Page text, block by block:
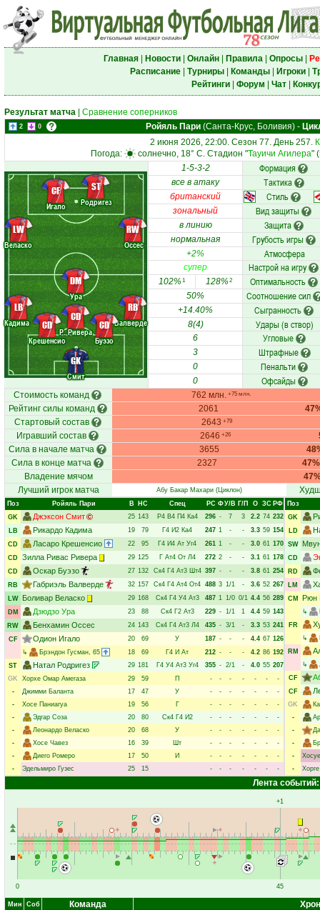
Главная| Новости| Онлайн| Правила| Опросы|
Расписание| Турниры| Команды| Игроки|
Рейтинги| Форум Чат|
Результат матча Сравнение соперников
2 0 Ройяль Пари(Санта-Крус, Боливия)-
2 июня 2026, 22:00. Сезон 77. День 257.
Погода:
солнечно, 18° C. Стадион "Тауичи Агилера"
Смит
Кадима
Крешенсио
Р. Ривера
Буэзо
Валверде
Веласко
Ура
Оссес
Игало Родригез
GK
LB
CD
CD
CD
RB
LW
DM
RW
CF ST
1-5-3-2 Формация
все в атаку Тактика
британский Стиль
зональный Вид защиты
в линию Защита
нормальная Грубость игры
+2% Атмосфера
супер Настрой на игру
102%1 128%2 Оптимальность
50% Соотношение сил
+14.40% Сыгранность
8(4) Удары (в створ)
6 Угловые
3 Штрафные
0 Пенальти
0 Офсайды
Стоимость команд 762 млн. +75 млн.
Рейтинг силы команд 2061
Стартовый состав
2643 +79
Игравший состав 2646 +26
Сила в начале матча
3655
Сила в конце матча
2327
47%
Владение мячом
Лучший игрок матча
Абу Бакар Махари (Циклон)
Поз Ройяль Пари В НC Спец РC ФУ/В Г/П О ЗС РФ
GK
Джэксон Смит 25 143 Р4 В4 П4 Ка4 296 - 7 3 2.2 74 232
LB
Рикардо Кадима 19 79 Г4 И2 Ка4 247 1 - - 3.3 59 154
CD
Ласаро Крешенсио 22 95 Г4 И4 Ат Уг4 261 1 - - 3.0 61 170
CD Зилла Ривас Ривера 29 125 Г Ат4 От Л4 272 2 - - 3.1 61 178
CD
Оскар Буэзо 27 132 Ск4 Г4 Ат3 Шт4 397 - - - 3.8 61 254
RB
Габриэль Валверде 32 157 Ск4 Г4 Ат4 От4 488 3 1/1 - 3.6 52 267
LW
Боливар Веласко 29 168 Ск4 Г4 У4 Ат3 487 1 1/0 0/1 4.4 56 289
DM
Дзюдзо Ура 23 88 Ск4 Г2 Ат3 229 - 1/1 1 4.4 59 143
RW
Бенхамин Оссес 24 143 Ск4 Г4 Ат3 Л4 435 - 3/1 - 3.3 53 241
CF
Одион Игало 20 69 У 187 - - - 4.4 67 126
↳
Брэндон Гусман, 65 18 69 Г4 И Ат 212 - - - 4.2 86 192
ST
Натал Родригез 29 181 Г4 У4 Ат3 Уг4 355 - 2/1 - 4.0 55 207
GK
Хорхе Омар Амегаза 29 59 П - - - - - -
-
-
Джимми Баланта 17 47 У - - - - - -
-
-
Хосе Паниагуа 19 56 Г - - - - - -
-
-
Эдгар Соза 20 80 Ск4 Г4 И2 - - - - - -
-
-
Леонардо Веласко 20 68 У - - - - - -
-
-
Хосе Чавез 16 39 Шт - - - - - -
-
-
Диего Ромеро 17 50 И - - - - - -
-
-
Эдельмиро Гузес 25 15 - - - - - - -
Поз
GK
LD
SW
CD
RD
LM
CM Рюн
↳
FR
↳
RM
↳
CF
CF
GK
-
-
-
-
-
Лента событий:
0
+1
45
Мин Соб Команда